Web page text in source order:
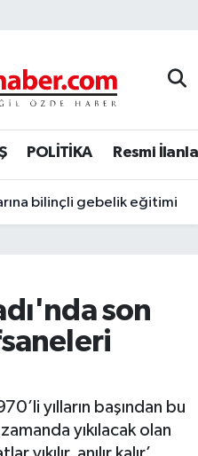
POLİTİKA Resmi
bilinçli gebelik eğitimi
son
yılların başından bu
yıkılacak olan